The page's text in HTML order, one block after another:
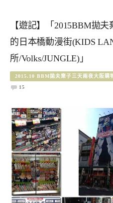
【遊記】「2015BBM拋
的日本橋動漫街(KIDS
所/Volks/JUNGLE)」
2015.10 BBM拋夫棄子三天兩夜大阪購
15